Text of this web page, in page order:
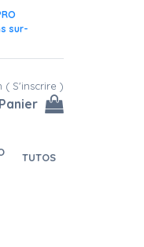
sur-
( S'inscrire )
Panier
TUTOS